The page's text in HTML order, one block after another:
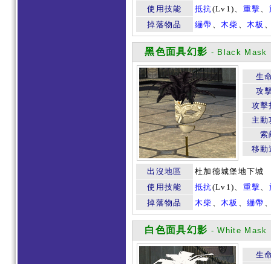
使用技能
抵抗(Lv1)、 重擊、
掉落物品
繃帶 、木柴 、木板
黑色面具幻影 - Black Mask
生
攻
攻擊
主動
索
移動
出沒地區
杜加德城堡地下城
使用技能
抵抗(Lv1)、 重擊、
掉落物品
木柴 、木板 、繃帶
白色面具幻影 - White Mask
生